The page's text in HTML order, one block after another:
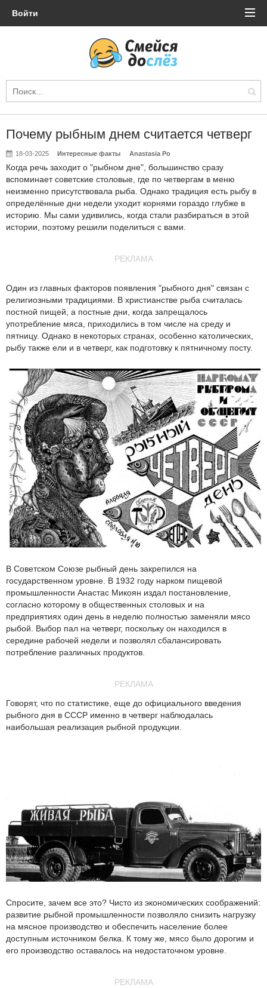
Войти
Почему рыбным днем считается четверг
18-03-2025 Интересные факты Anastasia Po
Когда речь заходит о "рыбном дне", большинство сразу
вспоминает советские столовые, где по четвергам в меню
неизменно присутствовала рыба. Однако традиция есть рыбу в
определённые дни недели уходит корнями гораздо глубже в
историю. Мы сами удивились, когда стали разбираться в этой
истории, поэтому решили поделиться с вами.
РЕКЛАМА
Один из главных факторов появления "рыбного дня" связан с
религиозными традициями. В христианстве рыба считалась
постной пищей, а постные дни, когда запрещалось
употребление мяса, приходились в том числе на среду и
пятницу. Однако в некоторых странах, особенно католических,
рыбу также ели и в четверг, как подготовку к пятничному посту.
В Советском Союзе рыбный день закрепился на
государственном уровне. В 1932 году нарком пищевой
промышленности Анастас Микоян издал постановление,
согласно которому в общественных столовых и на
предприятиях один день в неделю полностью заменяли мясо
рыбой. Выбор пал на четверг, поскольку он находился в
середине рабочей недели и позволял сбалансировать
потребление различных продуктов.
РЕКЛАМА
Говорят, что по статистике, еще до официального введения
рыбного дня в СССР именно в четверг наблюдалась
наибольшая реализация рыбной продукции.
Спросите, зачем все это? Чисто из экономических соображений:
развитие рыбной промышленности позволяло снизить нагрузку
на мясное производство и обеспечить население более
доступным источником белка. К тому же, мясо было дорогим и
его производство оставалось на недостаточном уровне.
РЕКЛАМА